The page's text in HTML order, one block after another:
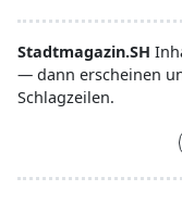
Stadtmagazin.SH
— dann erscheinen
Schlagzeilen.